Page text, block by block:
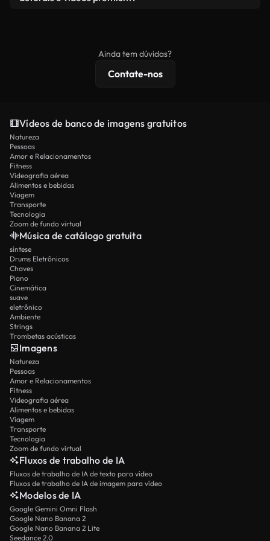
licenciamento estendidas.
Ainda tem dúvidas?
Contate-nos
Vídeos de banco de imagens gratuitos
Natureza
Pessoas
Amor e Relacionamentos
Fitness
Videografia aérea
Alimentos e bebidas
Viagem
Transporte
Tecnologia
Zoom de fundo virtual
Música de catálogo gratuita
síntese
Drums Eletrônicos
Chaves
Piano
Cinemática
suave
eletrônico
Ambiente
Strings
Trombetas acústicas
Imagens
Natureza
Pessoas
Amor e Relacionamentos
Fitness
Videografia aérea
Alimentos e bebidas
Viagem
Transporte
Tecnologia
Zoom de fundo virtual
Fluxos de trabalho de IA
Fluxos de trabalho de IA de texto para vídeo
Fluxos de trabalho de IA de imagem para vídeo
Modelos de IA
Google Gemini Omni Flash
Google Nano Banana 2
Google Nano Banana 2 Lite
Seedance 2.0